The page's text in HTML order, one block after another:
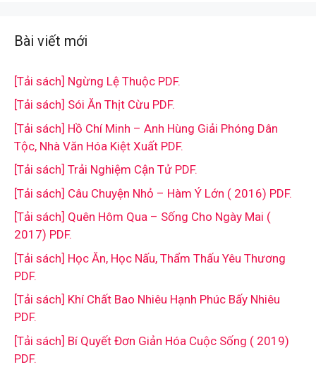
Bài viết mới
[Tải sách] Ngừng Lệ Thuộc PDF.
[Tải sách] Sói Ăn Thịt Cừu PDF.
[Tải sách] Hồ Chí Minh – Anh Hùng Giải Phóng Dân
Tộc, Nhà Văn Hóa Kiệt Xuất PDF.
[Tải sách] Trải Nghiệm Cận Tử PDF.
[Tải sách] Câu Chuyện Nhỏ – Hàm Ý Lớn ( 2016) PDF.
[Tải sách] Quên Hôm Qua – Sống Cho Ngày Mai (
2017) PDF.
[Tải sách] Học Ăn, Học Nấu, Thẩm Thấu Yêu Thương
PDF.
[Tải sách] Khí Chất Bao Nhiêu Hạnh Phúc Bấy Nhiêu
PDF.
[Tải sách] Bí Quyết Đơn Giản Hóa Cuộc Sống ( 2019)
PDF.